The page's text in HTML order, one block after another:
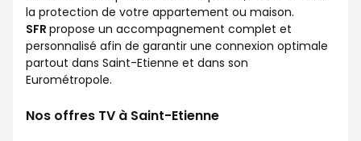
la protection de votre appartement ou maison.
SFR propose un accompagnement complet et
personnalisé afin de garantir une connexion optimale
partout dans Saint-Etienne et dans son
Eurométropole.
Nos offres TV à Saint-Etienne